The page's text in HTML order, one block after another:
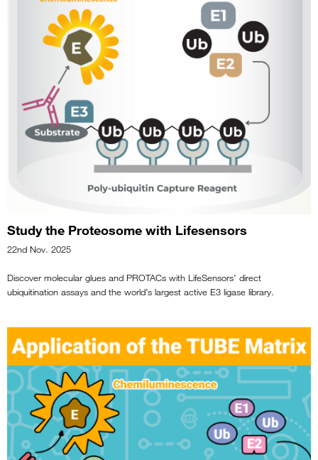
Study the Proteosome with Lifesensors
22nd Nov. 2025
Discover molecular glues and PROTACs with LifeSensors’ direct
ubiquitination assays and the world’s largest active E3 ligase library.